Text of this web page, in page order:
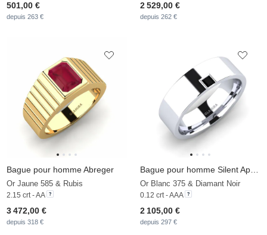
501,00 €
depuis 263 €
2 529,00 €
depuis 262 €
Bague pour homme Abreger
Or Jaune 585 & Rubis
2.15 crt - AA
3 472,00 €
depuis 318 €
Or Blanc 375 & Diamant Noir
0.12 crt - AAA
2 105,00 €
depuis 297 €